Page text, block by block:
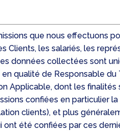
que nous effectuons
Clients, les salariés, les
données collectées sont
qualité de Responsable
Applicable, dont les
confiées en particulier
clients), et plus
ont été confiées par ces